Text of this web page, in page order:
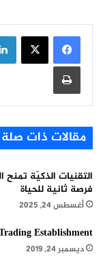
طباعة
مقالات ذات صلة
التقنيات الذكيّة تمنح
فرصة ثانية للحياة
أغسطس 24, 2025
Establishment
ديسمبر 24, 2019